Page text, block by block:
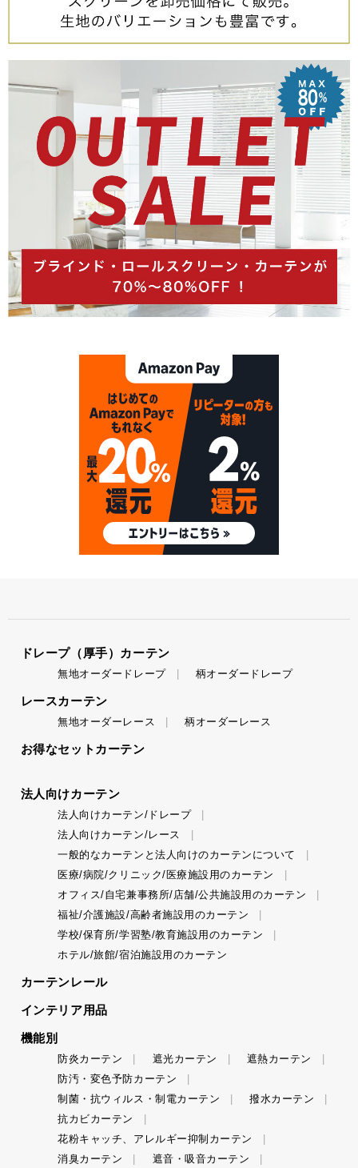
ドレープ（厚手）カーテン
無地オーダードレープ 柄オーダードレープ
レースカーテン
無地オーダーレース 柄オーダーレース
お得なセットカーテン
法人向けカーテン
法人向けカーテン/ドレープ
法人向けカーテン/レース
一般的なカーテンと法人向けのカーテンについて
医療/病院/クリニック/医療施設用のカーテン
オフィス/自宅兼事務所/店舗/公共施設用のカーテン
福祉/介護施設/高齢者施設用のカーテン
学校/保育所/学習塾/教育施設用のカーテン
ホテル/旅館/宿泊施設用のカーテン
カーテンレール
インテリア用品
機能別
防炎カーテン 遮光カーテン
遮熱カーテン
防汚・変色予防カーテン
制菌・抗ウィルス・制電カーテン
撥水カーテン
抗カビカーテン
花粉キャッチ、アレルギー抑制カーテン
消臭カーテン
遮音・吸音カーテン